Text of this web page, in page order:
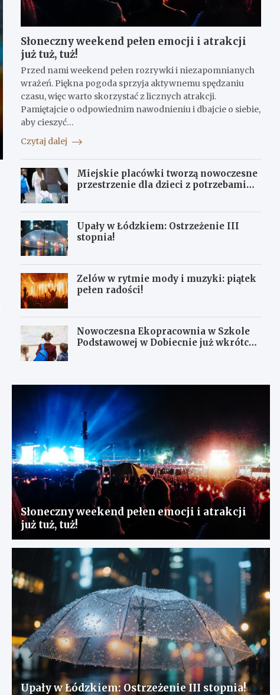
Słoneczny weekend pełen emocji i atrakcji
już tuż, tuż!
Przed nami weekend pełen rozrywki i niezapomnianych
wrażeń. Piękna pogoda sprzyja aktywnemu spędzaniu
czasu, więc warto skorzystać z licznych atrakcji.
Pamiętajcie o odpowiednim nawodnieniu i dbajcie o siebie,
aby cieszyć…
Czytaj dalej
Miejskie placówki tworzą nowoczesne
przestrzenie dla dzieci z potrzebami
Upały w Łódzkiem: Ostrzeżenie III
stopnia!
Zelów w rytmie mody i muzyki: piątek
pełen radości!
Nowoczesna Ekopracownia w Szkole
Podstawowej w Dobiecnie już wkrótce
Słoneczny weekend pełen emocji i atrakcji
już tuż, tuż!
Upały w Łódzkiem: Ostrzeżenie III stopnia!